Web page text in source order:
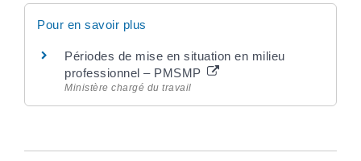
Pour en savoir plus
Périodes de mise en situation en milieu
professionnel – PMSMP
Ministère chargé du travail